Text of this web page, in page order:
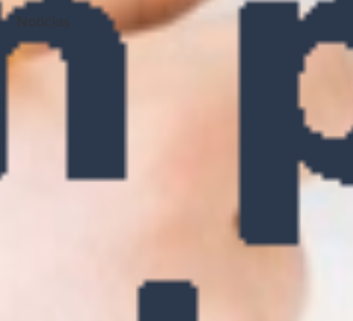
Noticias